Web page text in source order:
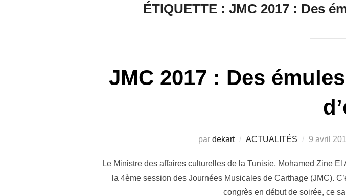
ÉTIQUETTE : JMC 2017 : Des
JMC 2017 : Des
par dekart ACTUALITÉS 9 avril
Le Ministre des affaires culturelles de la Tunisie, Mohamed Zine
la 4ème session des Journées Musicales de Carthage (JMC).
congrès en début de soirée, ce